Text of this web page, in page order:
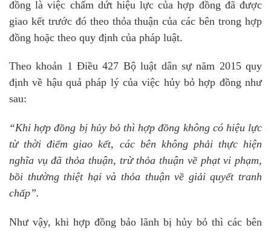
đồng là việc chấm dứt hiệu lực của hợp đồng đã được
giao kết trước đó theo thỏa thuận của các bên trong hợp
đồng hoặc theo quy định của pháp luật.
Theo khoản 1 Điều 427 Bộ luật dân sự năm 2015 quy
định về hậu quả pháp lý của việc hủy bỏ hợp đồng như
sau:
“Khi hợp đồng bị hủy bỏ thì hợp đồng không có hiệu lực
từ thời điểm giao kết, các bên không phải thực hiện
nghĩa vụ đã thỏa thuận, trừ thỏa thuận về phạt vi phạm,
bồi thường thiệt hại và thỏa thuận về giải quyết tranh
chấp”.
Như vậy, khi hợp đồng bảo lãnh bị hủy bỏ thì các bên